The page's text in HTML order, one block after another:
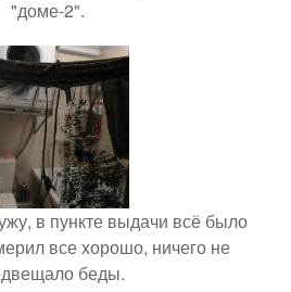
"доме-2".
в пункте выдачи всё было
все хорошо, ничего не
беды.